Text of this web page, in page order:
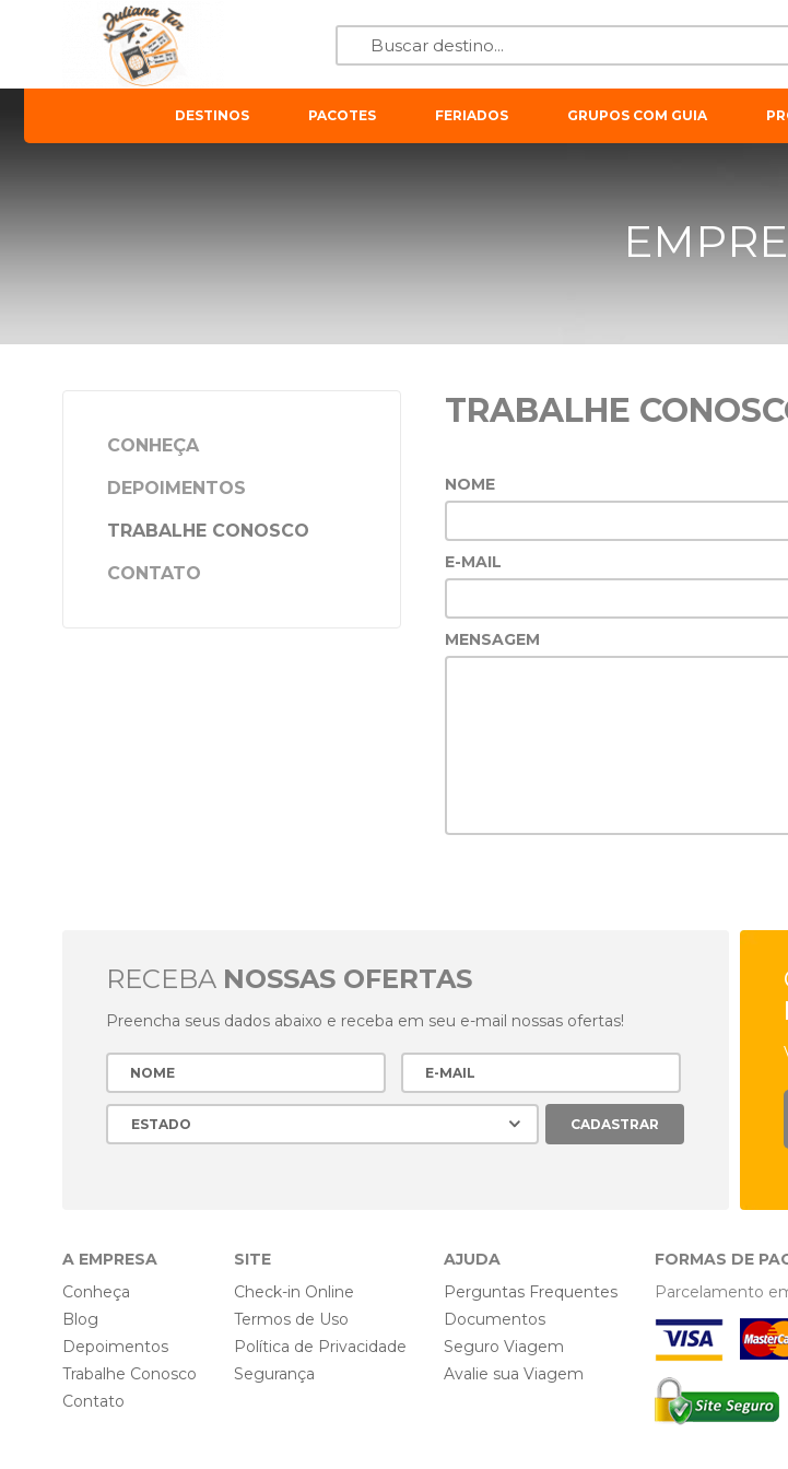
DESTINOS PACOTES FERIADOS GRUPOS COM GUIA
CONHEÇA
DEPOIMENTOS
TRABALHE CONOSCO
CONTATO
TRABALHE
NOME
E-MAIL
MENSAGEM
RECEBA NOSSAS OFERTAS
Preencha seus dados abaixo e receba em seu e-mail nossas ofertas!
A EMPRESA
Conheça
Blog
Depoimentos
Trabalhe Conosco
Contato
SITE
Check-in Online
Termos de Uso
Política de Privacidade
Segurança
AJUDA
Perguntas Frequentes
Documentos
Seguro Viagem
Avalie sua Viagem
FORMAS DE
Parcelamento